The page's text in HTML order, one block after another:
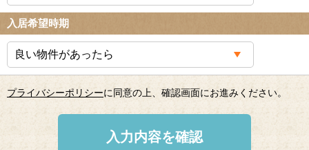
入居希望時期
プライバシーポリシーに同意の上、確認画面にお進みください。
入力内容を確認